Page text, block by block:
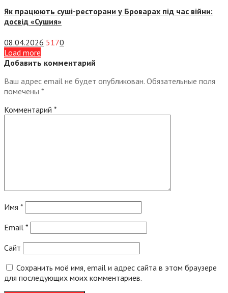
Як працюють суші-ресторани у Броварах під час війни:
досвід «Сушия»
08.04.2026 5170
Load more
Добавить комментарий
Ваш адрес email не будет опубликован. Обязательные поля
помечены *
Комментарий *
Имя *
Email *
Сайт
Сохранить моё имя, email и адрес сайта в этом браузере
для последующих моих комментариев.